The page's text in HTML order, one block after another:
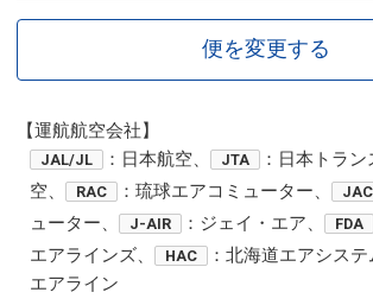
便を変更する
【運航航空会社】
JAL/JL ：日本航空、 JTA
：日本トラ
空、
RAC ：琉球エアコミューター、 JAC
ューター、
J-AIR ：ジェイ・エア、 FDA
エアラインズ、
HAC ：北海道エアシステ
エアライン